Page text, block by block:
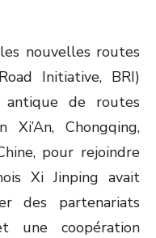
nouvelles routes
Initiative, BRI)
de routes
Chongqing,
pour rejoindre
Xi Jinping avait
des partenariats
une coopération